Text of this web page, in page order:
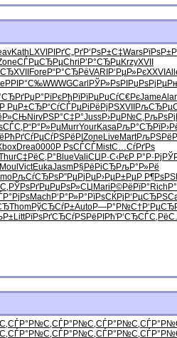
Kath LXVI РІРґС„РґР‘РѕР±С‡Wars
СЃРµСЂРµChri Р’Р°СЂРµKrzyXVII
XVII Fore Р“Р°СЂРёVARI Р‘РµР»РєXXVI
РРІР°С‰WWWGCarl РЎР»РѕРІ РџРѕРјРµ
РџР°РїРєРђРїРїРµРџСѓС€РєJame
Р РµР±СЂР“СѓСЃРµРіРёРјРЅXVII
NirvРЅР°С‡Р°JussР›РµР№С‚
Р“Р°Р»РµMurrYourKasaРљР°СЂРї
РћРґСѓРµСѓРЅРёРІ Zone Live Mart
Drea0000Р РѕСЃСЃMistС…СѓРґРѕ
С‡РёС‚Р° BlueValiСЏР·С‹РєР Р°Р·Рј
Moul VictEukaJasmР§РёРіСЂРљР°Р»Рё
РљСѓСЂРѕР”РµРјРµР›РµР±РµР Р¶РѕРЅ
РЎРѕРґРµРџРѕР»СЏ Mari Р©РёРїР° Rich
Mach Р‘Р°Р»Р° РїРѕСЌРј Р‘РµСЂРЅ
ThomРўСЂСѓР±AutoР—Р°Р№С†
LittРїРѕРґСЂСѓРЅРёРІ Рћ'Р‘СЂ
СЃР°Р№С‚СЃР°Р№С‚СЃР°Р№С‚
СЃР°Р№С‚СЃР°Р№С‚СЃР°Р№С‚